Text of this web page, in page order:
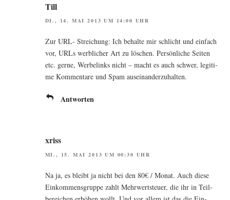
Till
DI., 14. MAI 2013 UM 14:00 UHR
Zur URL- Strei­chung: Ich behal­te mir schlicht und ein­fach
vor, URLs werb­li­cher Art zu löschen. Per­sön­li­che Sei­ten
etc. ger­ne, Wer­be­links nicht – macht es auch schwer, legi­ti­
me Kom­men­ta­re und Spam auseinanderzuhalten.
Antworten
xriss
MI., 15. MAI 2013 UM 00:30 UHR
Na ja, es bleibt ja nicht bei den 80€ / Monat. Auch die­se
Ein­kom­mens­grup­pe zahlt Mehr­wert­steu­er, die ihr in Teil­